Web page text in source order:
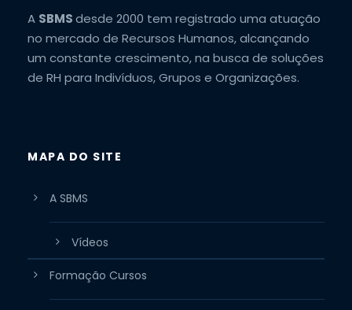
A SBMSdesde 2000 tem registrado uma atuação
no mercado de Recursos Humanos, alcançando
um constante crescimento, na busca de soluções
de RH para Indivíduos, Grupos e Organizações.
MAPA DO SITE
A SBMS
Vídeos
Formação Cursos